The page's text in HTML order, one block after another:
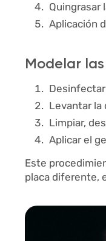
Quingrasar
Aplicación
Modelar
Desinfectar
Levantar la
Limpiar,
Aplicar el
Este
placa diferente,